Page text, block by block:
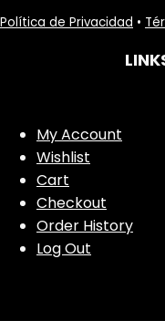
Política de Privacidad •
My Account
Wishlist
Cart
Checkout
Order History
Log Out